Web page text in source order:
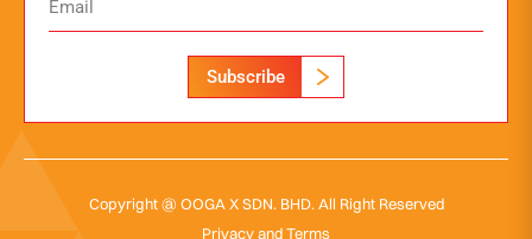
Subscribe
Copyright @ OOGA X SDN. BHD. All Right Reserved
Privacy and Terms